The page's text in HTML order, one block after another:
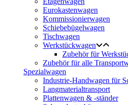
Eurokastenwagen
Kommissionierwagen
Schiebebügelwagen
Tischwagen
Werkstückwagen
Zubehör für
Zubehör für alle
Spezialwagen
Industrie-Handwagen für
Langmaterialtransport
Plattenwagen & -ständer